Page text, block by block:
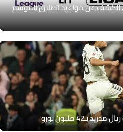
الكشف عن مواعيد انطلاق الموسم
يورو